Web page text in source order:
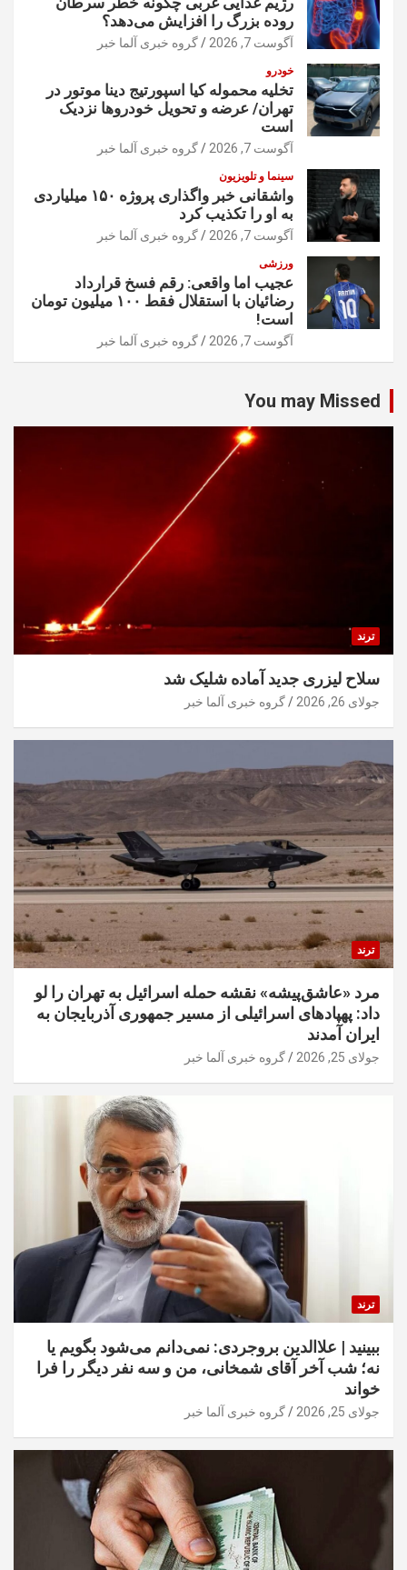
روده بزرگ را افزایش می‌دهد؟
آگوست 7, 2026 گروه خبری آلما خبر
خودرو
تخلیه محموله کیا اسپورتیج دینا موتور در
تهران/ عرضه و تحویل خودروها نزدیک
است
آگوست 7, 2026 گروه خبری آلما خبر
سینما و تلویزیون
واشقانی خبر واگذاری پروژه ۱۵۰ میلیاردی
به او را تکذیب کرد
آگوست 7, 2026 گروه خبری آلما خبر
ورزشی
عجیب اما واقعی: رقم فسخ قرارداد
رضائیان با استقلال فقط ۱۰۰ میلیون تومان
است!
آگوست 7, 2026 گروه خبری آلما خبر
You may Missed
ترند
سلاح لیزری جدید آماده شلیک شد
جولای 26, 2026 گروه خبری آلما خبر
ترند
مرد «عاشق‌پیشه» نقشه حمله اسرائیل به تهران را لو
داد: پهپادهای اسرائیلی از مسیر جمهوری آذربایجان به
ایران آمدند
جولای 25, 2026 گروه خبری آلما خبر
ترند
ببینید | علاالدین بروجردی: نمی‌دانم می‌شود بگویم یا
نه؛ شب آخر آقای شمخانی، من و سه نفر دیگر را فرا
خواند
جولای 25, 2026 گروه خبری آلما خبر